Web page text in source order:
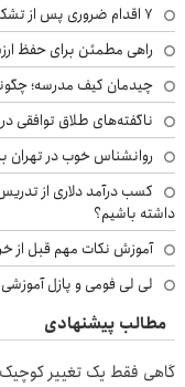
۷ اقدام ضروری پس از تشکیل پرونده مواد مخدر؛ راهنمای خانواده‌ها
راهی مطمئن برای حفظ
چیدمان کیف مدرسه؛
ناگفته‌های طلاق
روانشناس خوب در تهران
کسب درآمد دلاری از
داشته باشیم؟
آموزش نکات مهم قبل از
لی لی فومی و پازل
مطالب پیشنهادی
گاهی فقط یک تغییر